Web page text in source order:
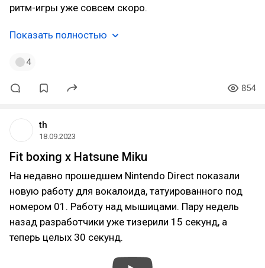
ритм-игры уже совсем скоро.
Показать полностью
4
854
th
18.09.2023
Fit boxing x Hatsune Miku
На недавно прошедшем Nintendo Direct показали
новую работу для вокалоида, татуированного под
номером 01. Работу над мышицами. Пару недель
назад разработчики уже тизерили 15 секунд, а
теперь целых 30 секунд.